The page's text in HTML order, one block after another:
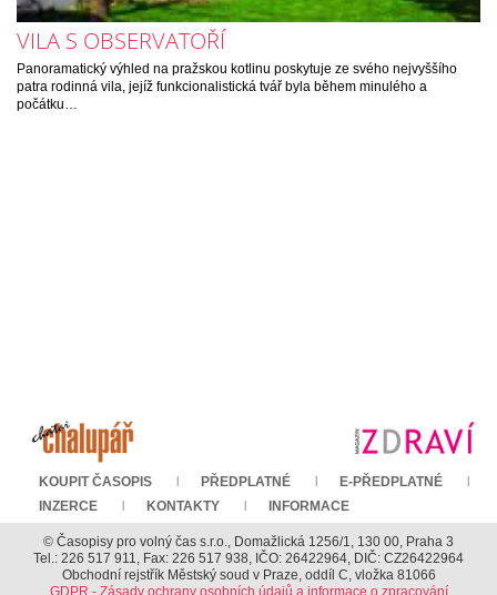
VILA S OBSERVATOŘÍ
Panoramatický výhled na pražskou kotlinu poskytuje ze svého nejvyššího
patra rodinná vila, jejíž funkcionalistická tvář byla během minulého a
počátku…
KOUPIT ČASOPIS PŘEDPLATNÉ
E-PŘEDPLATNÉ
INZERCE
KONTAKTY INFORMACE
© Časopisy pro volný čas s.r.o., Domažlická 1256/1, 130 00, Praha 3
Tel.: 226 517 911, Fax: 226 517 938, IČO: 26422964, DIČ: CZ26422964
Obchodní rejstřík Městský soud v Praze, oddíl C, vložka 81066